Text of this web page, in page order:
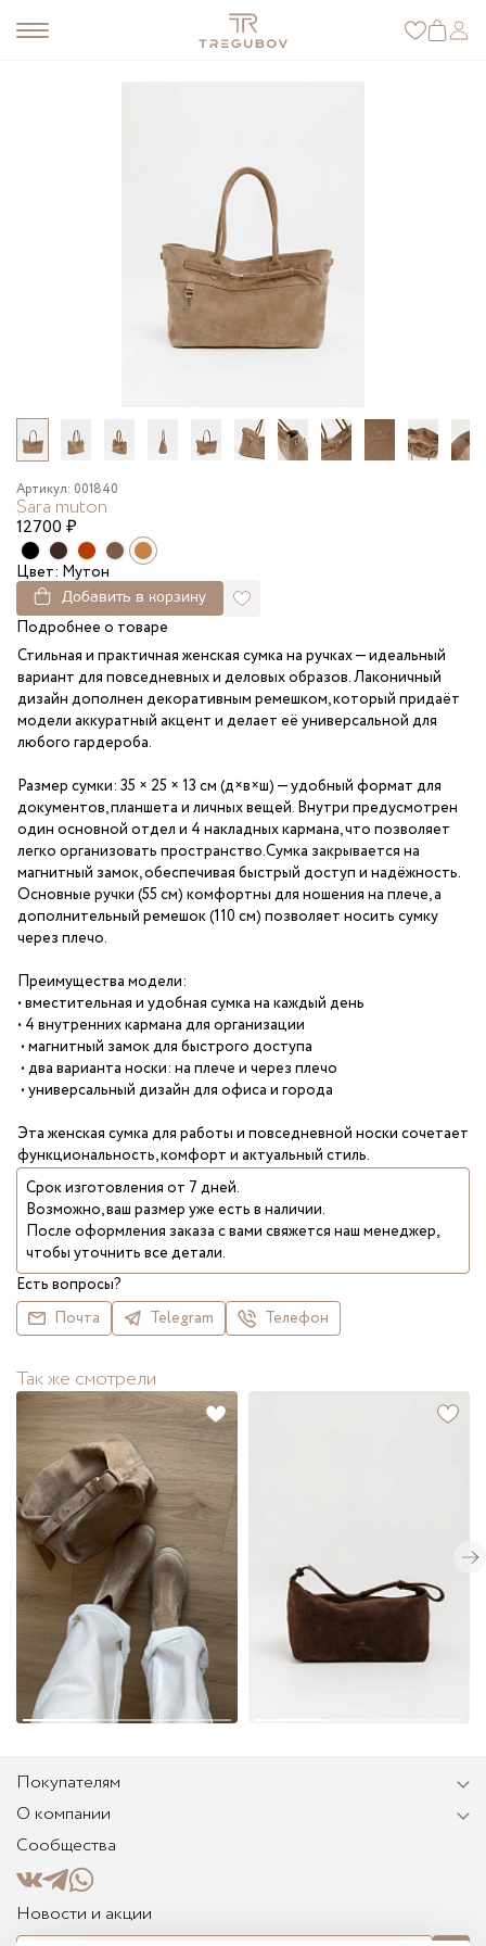
Артикул: 001840
Sara muton
12700 ₽
Цвет: Мутон
Добавить в корзину
Подробнее о товаре
Стильная и практичная женская сумка на ручках — идеальный
вариант для повседневных и деловых образов. Лаконичный
дизайн дополнен декоративным ремешком, который придаёт
модели аккуратный акцент и делает её универсальной для
любого гардероба.
Размер сумки: 35 × 25 × 13 см (д×в×ш) — удобный формат для
документов, планшета и личных вещей. Внутри предусмотрен
один основной отдел и 4 накладных кармана, что позволяет
легко организовать пространство.Сумка закрывается на
магнитный замок, обеспечивая быстрый доступ и надёжность.
Основные ручки (55 см) комфортны для ношения на плече, а
дополнительный ремешок (110 см) позволяет носить сумку
через плечо.
Преимущества модели:
• вместительная и удобная сумка на каждый день
• 4 внутренних кармана для организации
• магнитный замок для быстрого доступа
• два варианта носки: на плече и через плечо
• универсальный дизайн для офиса и города
Эта женская сумка для работы и повседневной носки сочетает
функциональность, комфорт и актуальный стиль.
Срок изготовления от 7 дней.
Возможно, ваш размер уже есть в наличии.
После оформления заказа с вами свяжется наш менеджер,
чтобы уточнить все детали.
Есть вопросы?
Почта
Telegram Телефон
Так же смотрели
Покупателям
О компании
Сообщества
Новости и акции